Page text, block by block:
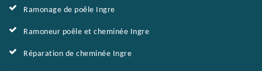
Ramonage de poêle Ingre
Ramoneur poêle et cheminée Ingre
Réparation de cheminée Ingre